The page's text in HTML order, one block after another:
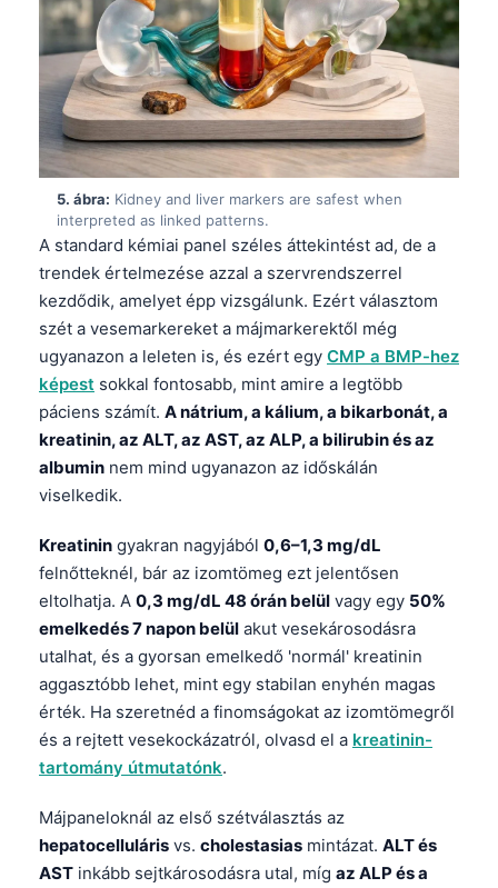
5. ábra: Kidney and liver markers are safest when
interpreted as linked patterns.
A standard kémiai panel széles áttekintést ad, de a
trendek értelmezése azzal a szervrendszerrel
kezdődik, amelyet épp vizsgálunk. Ezért választom
szét a vesemarkereket a májmarkerektől még
ugyanazon a leleten is, és ezért egy CMP a BMP-hez
képest sokkal fontosabb, mint amire a legtöbb
páciens számít. A nátrium, a kálium, a bikarbonát, a
kreatinin, az ALT, az AST, az ALP, a bilirubin és az
albumin nem mind ugyanazon az időskálán
viselkedik.
Kreatinin gyakran nagyjából 0,6–1,3 mg/dL
felnőtteknél, bár az izomtömeg ezt jelentősen
eltolhatja. A 0,3 mg/dL 48 órán belül vagy egy 50%
emelkedés 7 napon belül akut vesekárosodásra
utalhat, és a gyorsan emelkedő 'normál' kreatinin
aggasztóbb lehet, mint egy stabilan enyhén magas
érték. Ha szeretnéd a finomságokat az izomtömegről
és a rejtett vesekockázatról, olvasd el a kreatinin-
tartomány útmutatónk.
Májpaneloknál az első szétválasztás az
hepatocelluláris vs. cholestasias mintázat. ALT és
AST inkább sejtkárosodásra utal, míg az ALP és a
Bosanski
Azərbaycan dili
日本語
Čeština
ქართული
Lietuvių kalba
Polski
한국어
Slovenščina
Shqip
বাংলা
اردو
मराठी
తెలుగు
தமிழ்
ગુજરાતી
ಕನ್ನಡ
മലയാളം
Bahasa Melayu
Tiếng Việt
Tagalog
ไทย